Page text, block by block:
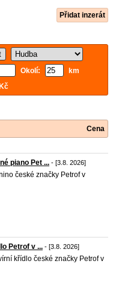
Přidat inzerát
Okolí:
km
Cena
piano Pet ... - [3.8. 2026]
české značky Petrof v
Petrof v ... - [3.8. 2026]
křídlo české značky Petrof v